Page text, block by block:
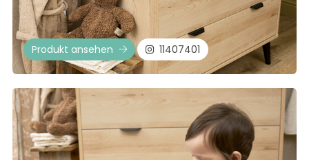
Produkt ansehen 11407401